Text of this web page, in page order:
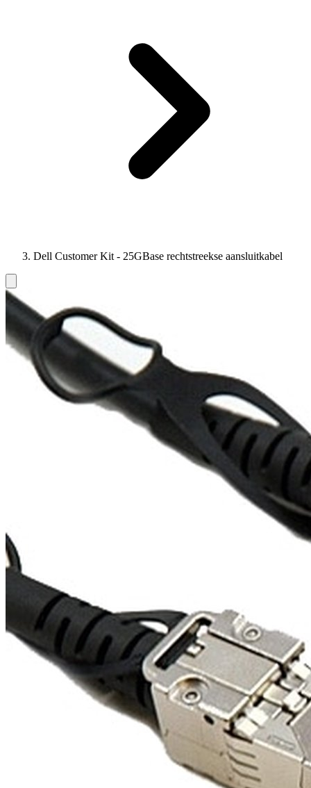
Dell Customer Kit - 25GBase rechtstreekse aansluitkabel